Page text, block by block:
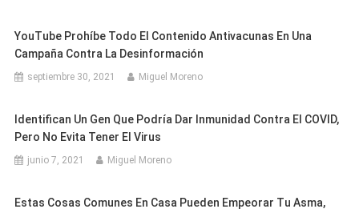
YouTube Prohíbe Todo El Contenido Antivacunas En Una
Campaña Contra La Desinformación
septiembre 30, 2021 Miguel Moreno
Identifican Un Gen Que Podría Dar Inmunidad Contra El COVID,
Pero No Evita Tener El Virus
junio 7, 2021 Miguel Moreno
Estas Cosas Comunes En Casa Pueden Empeorar Tu Asma,